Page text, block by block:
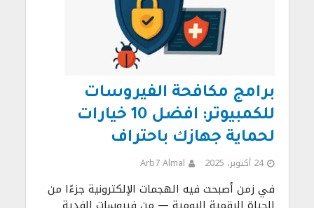
برامج مكافحة الفيروسات
للكمبيوتر: افضل 10 خيارات
لحماية جهازك باحتراف
24 أكتوبر، 2025 Arb7 Almal
في زمن أصبحت فيه الهجمات الإلكترونية جزءًا من